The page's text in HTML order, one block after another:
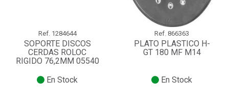
Ref. 1284644
SOPORTE DISCOS
CERDAS ROLOC
RIGIDO 76,2MM 05540
En Stock
Ref. 866363
PLATO PLASTICO H-
GT 180 MF M14
En Stock